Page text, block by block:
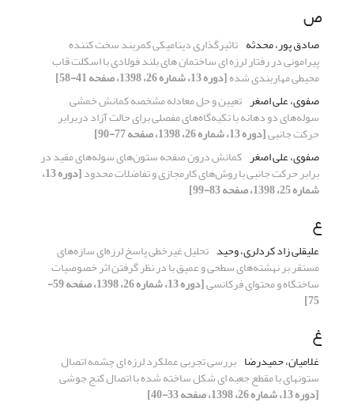
ص
صادق پور، محدثه تاثیرگذاری دینامیکی کمربند سخت کننده
پیرامونی در رفتار لرزه ای ساختمان های بلند فولادی با اسکلت قاب
محیطی مهاربندی شده[دوره 13، شماره 26، 1398، صفحه 41-58]
صفوی، علی اصغر تعیین و حل معادله مشخصه کمانش خمشی
سوله‌های دو دهانه با تکیه‌گاه‌های مفصلی برای حالت آزاد دربرابر
حرکت جانبی[دوره 13، شماره 26، 1398، صفحه 77-90]
صفوی، علی اصغر کمانش درون صفحه ستون‌های سوله‌های مقید در
برابر حرکت جانبی با روش‌های کارمجازی و تفاضلات محدود [دوره 13،
شماره 25، 1398، صفحه 83-99]
ع
علیقلی زاد کردلری، وحید تحلیل غیرخطی پاسخ لرزه‌ای سازه‌های
مستقر بر نهشته‌های سطحی و عمیق با در نظر گرفتن اثر خصوصیات
ساختگاه و محتوای فرکانسی [دوره 13، شماره 26، 1398، صفحه 59-
75]
غ
غلامیان، حمیدرضا بررسی تجربی عملکرد لرزه ای چشمه اتصال
ستونهای با مقطع جعبه ای شکل ساخته شده با اتصال کنج جوشی
[دوره 13، شماره 26، 1398، صفحه 33-40]